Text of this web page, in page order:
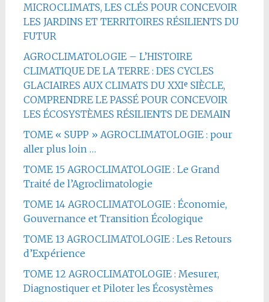
MICROCLIMATS, LES CLÉS POUR CONCEVOIR
LES JARDINS ET TERRITOIRES RÉSILIENTS DU
FUTUR
AGROCLIMATOLOGIE – L’HISTOIRE
CLIMATIQUE DE LA TERRE : DES CYCLES
GLACIAIRES AUX CLIMATS DU XXIᵉ SIÈCLE,
COMPRENDRE LE PASSÉ POUR CONCEVOIR
LES ÉCOSYSTÈMES RÉSILIENTS DE DEMAIN
TOME « SUPP » AGROCLIMATOLOGIE : pour
aller plus loin …
TOME 15 AGROCLIMATOLOGIE : Le Grand
Traité de l’Agroclimatologie
TOME 14 AGROCLIMATOLOGIE : Économie,
Gouvernance et Transition Écologique
TOME 13 AGROCLIMATOLOGIE : Les Retours
d’Expérience
TOME 12 AGROCLIMATOLOGIE : Mesurer,
Diagnostiquer et Piloter les Écosystèmes